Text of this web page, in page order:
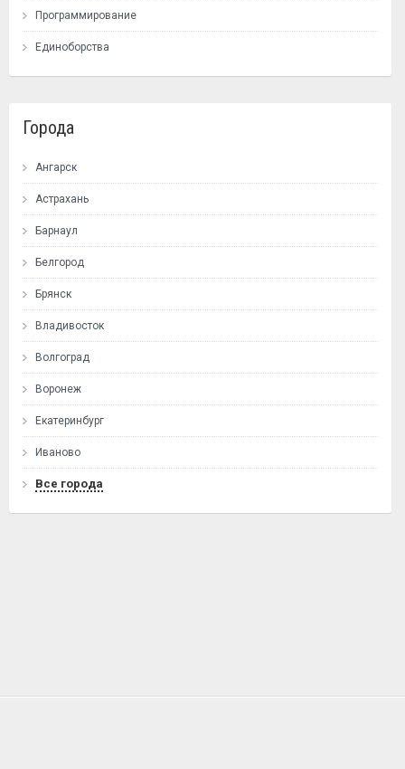
Программирование
Единоборства
Города
Ангарск
Астрахань
Барнаул
Белгород
Брянск
Владивосток
Волгоград
Воронеж
Екатеринбург
Иваново
Все города